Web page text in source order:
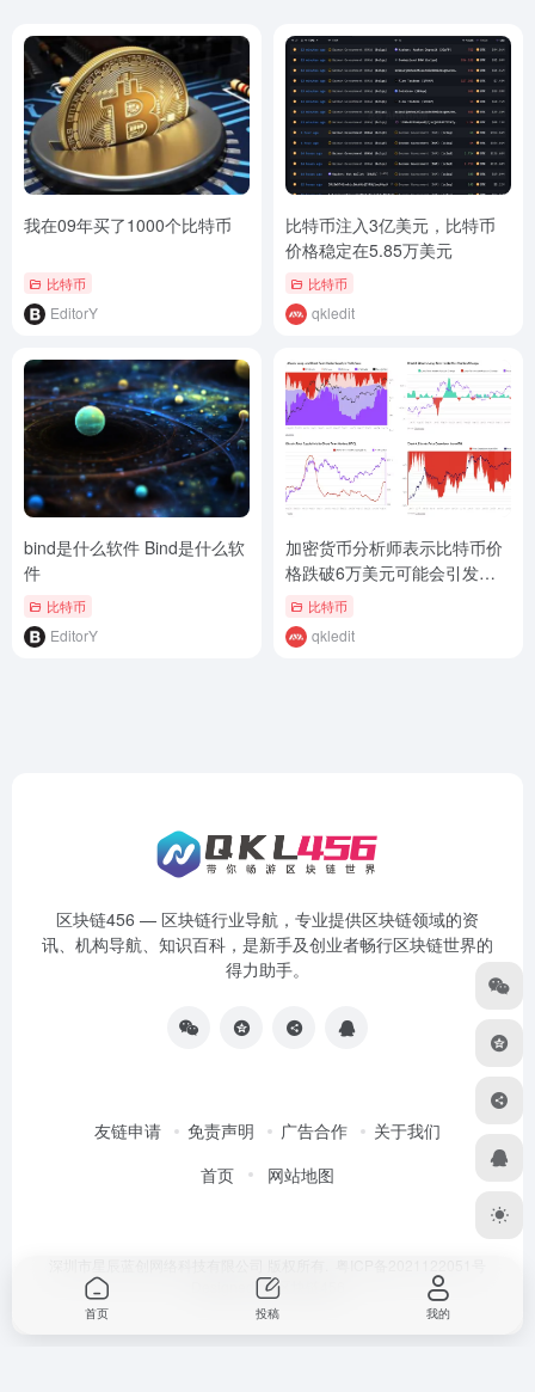
我在09年买了1000个比特币
比特币
EditorY
比特币注入3亿美元，比特币
价格稳定在5.85万美元
比特币
qkledit
bind是什么软件 Bind是什么软
件
比特币
EditorY
加密货币分析师表示比特币价
格跌破6万美元可能会引发恐
慌抛售
比特币
qkledit
区块链456 — 区块链行业导航，专业提供区块链领域的资
讯、机构导航、知识百科，是新手及创业者畅行区块链世界的
得力助手。
友链申请 免责声明 广告合作
关于我们
首页
网站地图
Designed by区块链456
首页 投稿 我的